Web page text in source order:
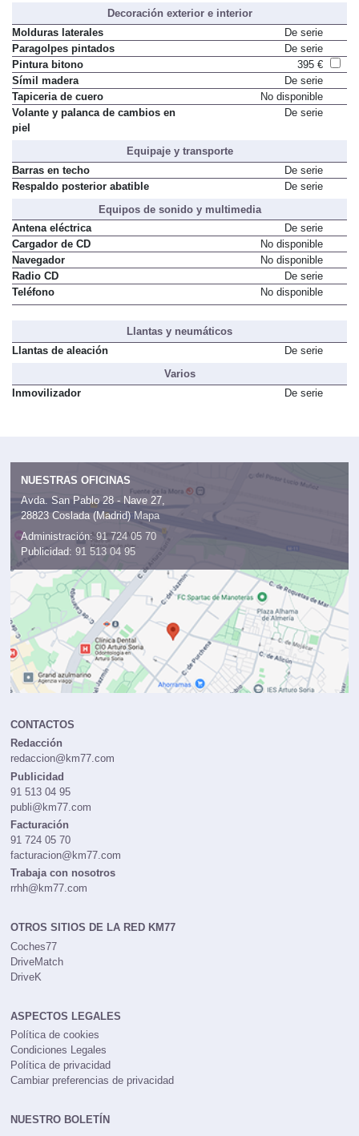
Decoración exterior e interior
Molduras laterales
De serie
Paragolpes pintados
De serie
Pintura bitono
395 €
Símil madera
De serie
Tapiceria de cuero
No disponible
Volante y palanca de cambios en
piel
De serie
Equipaje y transporte
Barras en techo
De serie
Respaldo posterior abatible
De serie
Equipos de sonido y multimedia
Antena eléctrica
De serie
Cargador de CD
No disponible
Navegador
No disponible
Radio CD
De serie
Teléfono
No disponible
Llantas y neumáticos
Llantas de aleación
De serie
Varios
Inmovilizador
De serie
NUESTRAS OFICINAS
Avda. San Pablo 28 - Nave 27,
28823 Coslada (Madrid) Mapa
Administración: 91 724 05 70
Publicidad: 91 513 04 95
CONTACTOS
Redacción
redaccion@km77.com
Publicidad
91 513 04 95
publi@km77.com
Facturación
91 724 05 70
facturacion@km77.com
Trabaja con nosotros
rrhh@km77.com
OTROS SITIOS DE LA RED KM77
Coches77
DriveMatch
DriveK
ASPECTOS LEGALES
Política de cookies
Condiciones Legales
Política de privacidad
Cambiar preferencias de privacidad
NUESTRO BOLETÍN